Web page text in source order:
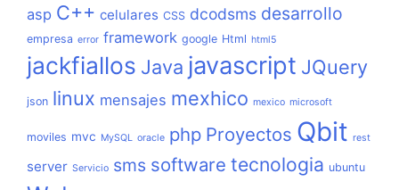
asp C++ celulares CSS dcodsms desarrollo
empresa error framework google Html html5
jackfiallos Java javascript JQuery
json linux mensajes mexhico mexico microsoft
moviles mvc MySQL oracle php Proyectos Qbit rest
server Servicio sms software tecnologia ubuntu